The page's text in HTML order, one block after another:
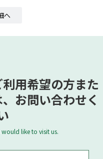
へ
用希望の方また
お問い合わせく
like to visit us.